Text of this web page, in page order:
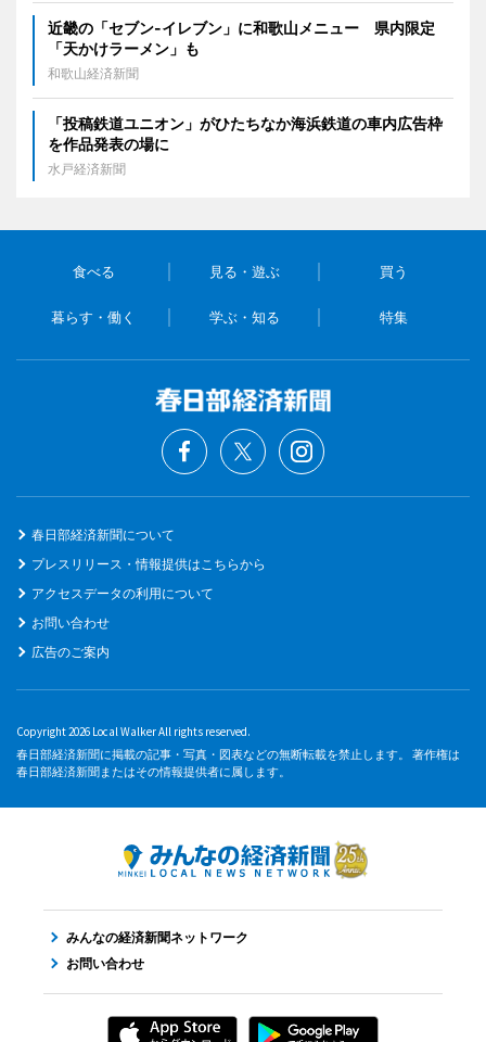
近畿の「セブン-イレブン」に和歌山メニュー 県内限定
「天かけラーメン」も
和歌山経済新聞
「投稿鉄道ユニオン」がひたちなか海浜鉄道の車内広告枠
を作品発表の場に
水戸経済新聞
食べる 見る・遊ぶ 買う
暮らす・働く 学ぶ・知る 特集
春日部経済新聞について
プレスリリース・情報提供はこちらから
アクセスデータの利用について
お問い合わせ
広告のご案内
Copyright 2026 Local Walker All rights reserved.
春日部経済新聞に掲載の記事・写真・図表などの無断転載を禁止します。 著作権は
春日部経済新聞またはその情報提供者に属します。
みんなの経済新聞ネットワーク
お問い合わせ